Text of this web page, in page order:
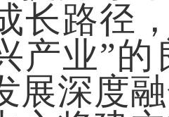
长路径
产业”
展深度